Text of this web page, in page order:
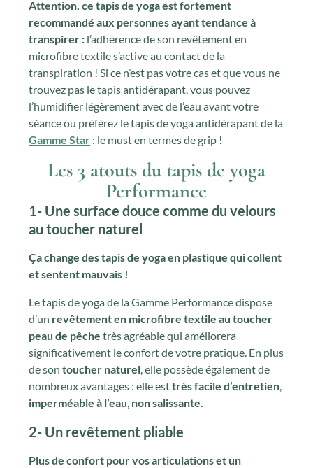
Attention, ce tapis de yoga est fortement
recommandé aux personnes ayant tendance à
transpirer : l’adhérence de son revêtement en
microfibre textile s’active au contact de la
transpiration ! Si ce n’est pas votre cas et que vous ne
trouvez pas le tapis antidérapant, vous pouvez
l’humidifier légèrement avec de l’eau avant votre
séance ou préférez le tapis de yoga antidérapant de la
Gamme Star : le must en termes de grip !
Les 3 atouts du tapis de yoga
Performance
1- Une surface douce comme du velours
au toucher naturel
Ça change des tapis de yoga en plastique qui collent
et sentent mauvais !
Le tapis de yoga de la Gamme Performance dispose
d’un revêtement en microfibre textile au toucher
peau de pêche très agréable qui améliorera
significativement le confort de votre pratique. En plus
de son toucher naturel, elle possède également de
nombreux avantages : elle esttrès facile d’entretien,
imperméable à l’eau, non salissante.
2- Un revêtement pliable
Plus de confort pour vos articulations et un